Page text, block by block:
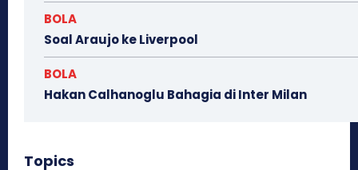
BOLA
Soal Araujo ke Liverpool
BOLA
Hakan Calhanoglu Bahagia di Inter Milan
Topics